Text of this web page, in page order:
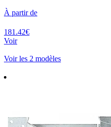
À partir de
181.42€
Voir
Voir les 2 modèles